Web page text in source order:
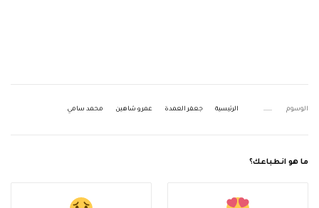
الوسوم الرئيسية جعفر العمدة عمرو شاهين محمد سامي
ما هو انطباعك؟